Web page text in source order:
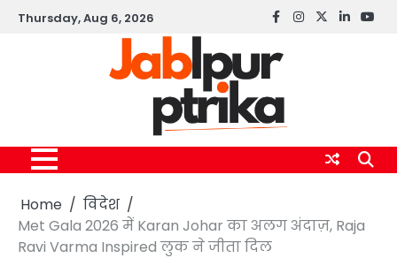
SkipThursday, Aug 6, 2026 Facebook
instagram
twitterlinkedin
Home
विदेश
Met Gala 2026 में Karan Johar का अलग अंदाज़, Raja
Ravi Varma Inspired लुक ने जीता दिल